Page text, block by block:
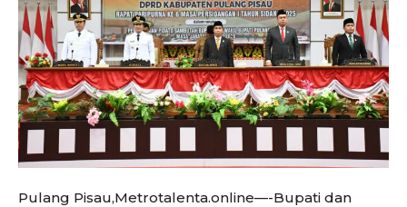
Pulang Pisau,Metrotalenta.online—-Bupati dan